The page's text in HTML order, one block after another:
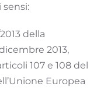
sensi:
della
2013,
107 e 108 del
Europea